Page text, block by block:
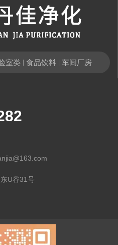
室类 食品饮料 车间厂房
U谷31号